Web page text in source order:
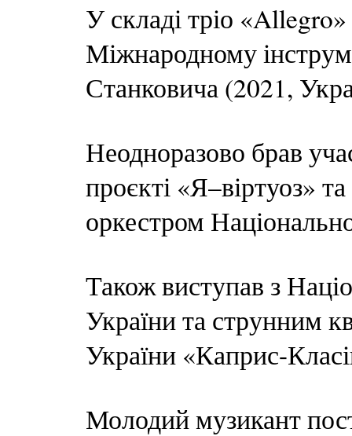
У складі тріо
Міжнародному
Станковича (2021,
Неодноразово брав
проєкті «Я–віртуоз»
оркестром
Також виступав з
України та струнним
України «Каприс-
Молодий музикант